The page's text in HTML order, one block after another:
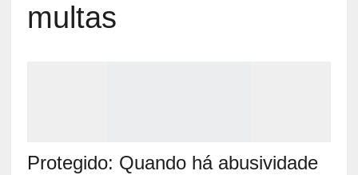
multas
Protegido: Quando há abusividade